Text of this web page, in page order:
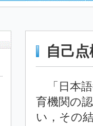
自己
「日本語
育機関の
い，その